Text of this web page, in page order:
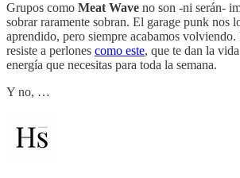
Grupos como Meat Wave no son -ni serán-
sobrar raramente sobran. El garage punk nos
aprendido, pero siempre acabamos volviendo.
resiste a perlones como este, que te dan la
energía que necesitas para toda la semana.
Y no, …